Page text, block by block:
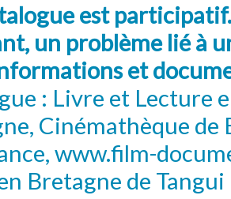
est
un problème lié à
et
: Livre et Lecture
Cinémathèque de
www.film-
Bretagne de